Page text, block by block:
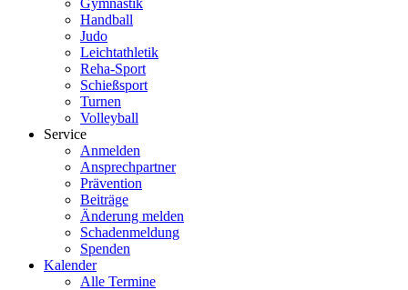
Gymnastik
Handball
Judo
Leichtathletik
Reha-Sport
Schießsport
Turnen
Volleyball
Service
Anmelden
Ansprechpartner
Prävention
Beiträge
Änderung melden
Schadenmeldung
Spenden
Kalender
Alle Termine